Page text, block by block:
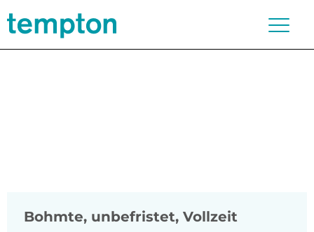
Bohmte, unbefristet, Vollzeit